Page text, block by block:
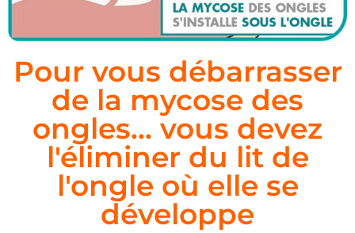
Pour vous débarrasser
de la mycose des
ongles... vous devez
l'éliminer du lit de
l'ongle où elle se
développe